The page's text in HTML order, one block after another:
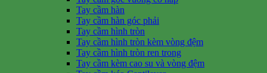
Tay cầm hàn
Tay cầm hàn góc phải
Tay cầm hình tròn
Tay cầm hình tròn kèm vòng đệm
Tay cầm hình tròn ren trong
Tay cầm kèm cao su và vòng đệm